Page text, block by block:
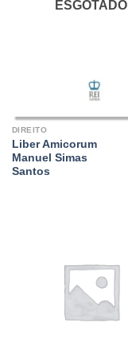
ESGOTADO
DIREITO
Liber Amicorum
Manuel Simas
Santos